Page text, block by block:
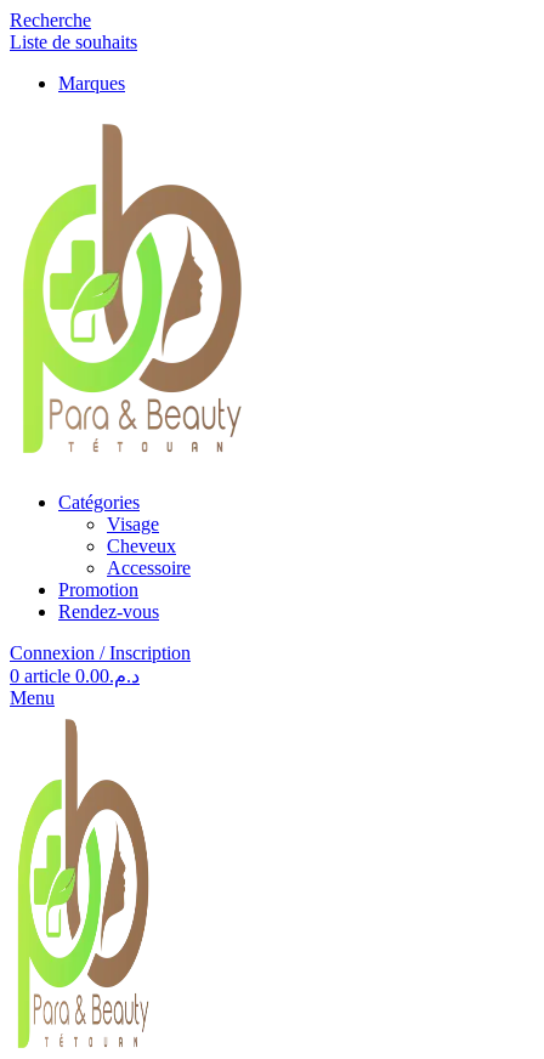
Recherche
Liste de souhaits
Marques
Catégories
Visage
Cheveux
Accessoire
Promotion
Rendez-vous
Connexion / Inscription
0 article د.م.0.00
Menu